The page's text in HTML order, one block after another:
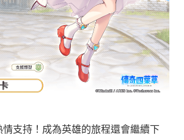
支持！成為英雄的旅程還會繼續下